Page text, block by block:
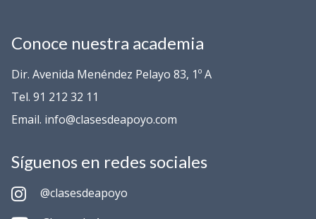
Conoce nuestra academia
Dir. Avenida Menéndez Pelayo 83, 1º A
Tel. 91 212 32 11
Email. info@clasesdeapoyo.com
Síguenos en redes sociales
@clasesdeapoyo